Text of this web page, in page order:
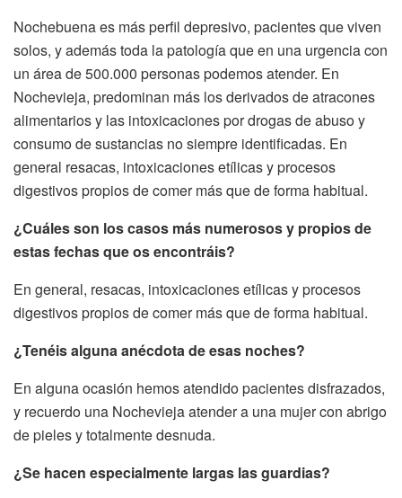
Nochebuena es más perfil depresivo, pacientes que viven
solos, y además toda la patología que en una urgencia con
un área de 500.000 personas podemos atender. En
Nochevieja, predominan más los derivados de atracones
alimentarios y las intoxicaciones por drogas de abuso y
consumo de sustancias no siempre identificadas. En
general resacas, intoxicaciones etílicas y procesos
digestivos propios de comer más que de forma habitual.
¿Cuáles son los casos más numerosos y propios de
estas fechas que os encontráis?
En general, resacas, intoxicaciones etílicas y procesos
digestivos propios de comer más que de forma habitual.
¿Tenéis alguna anécdota de esas noches?
En alguna ocasión hemos atendido pacientes disfrazados,
y recuerdo una Nochevieja atender a una mujer con abrigo
de pieles y totalmente desnuda.
¿Se hacen especialmente largas las guardias?